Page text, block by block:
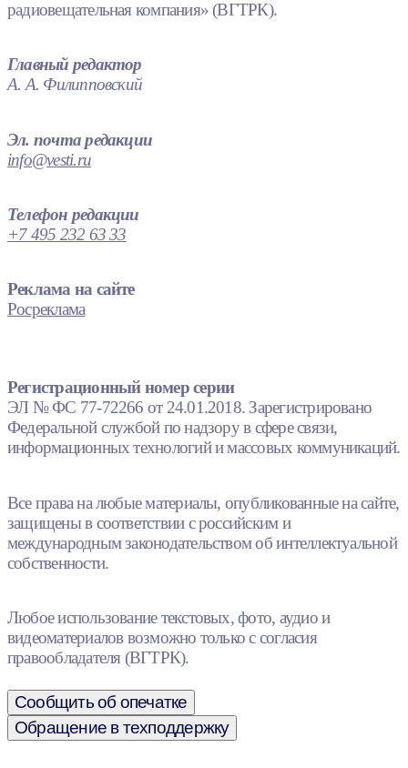
радиовещательная компания» (ВГТРК).
Главный редактор
А. А. Филипповский
Эл. почта редакции
info@vesti.ru
Телефон редакции
+7 495 232 63 33
Реклама на сайте
Росреклама
Регистрационный номер серии
ЭЛ № ФС 77-72266 от 24.01.2018. Зарегистрировано
Федеральной службой по надзору в сфере связи,
информационных технологий и массовых коммуникаций.
Все права на любые материалы, опубликованные на сайте,
защищены в соответствии с российским и
международным законодательством об интеллектуальной
собственности.
Любое использование текстовых, фото, аудио и
видеоматериалов возможно только с согласия
правообладателя (ВГТРК).
Сообщить об опечатке
Обращение в техподдержку